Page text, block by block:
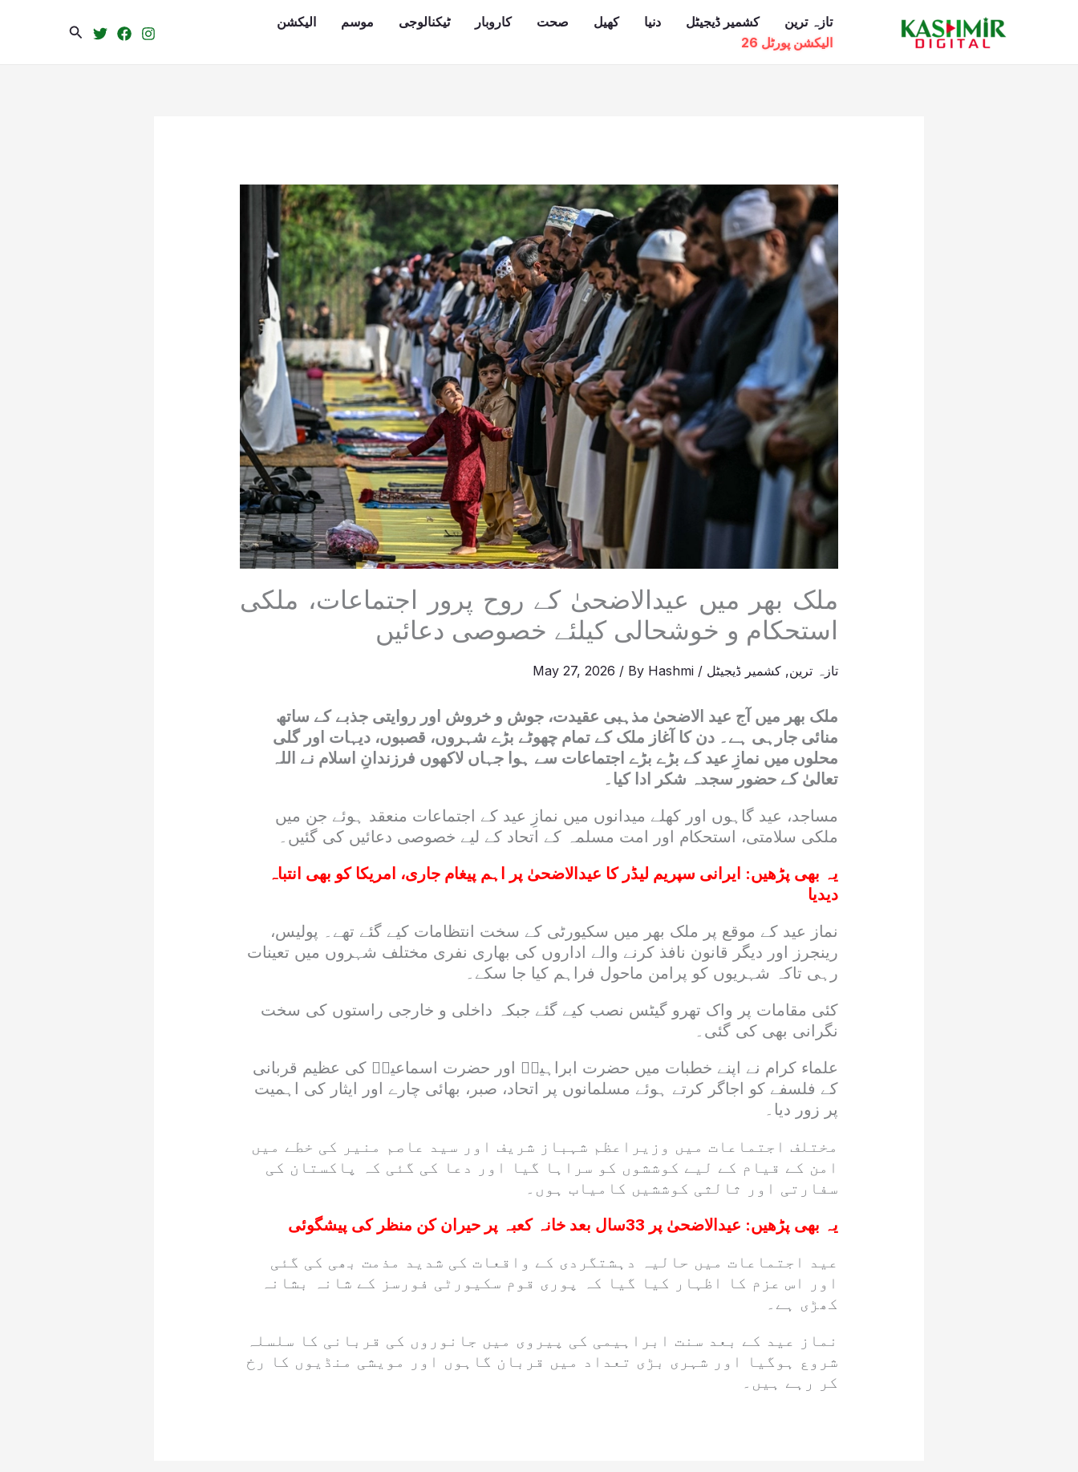
تازہ ترین کشمیر ڈیجیٹل دنیا کھیل صحت کاروبار ٹیکنالوجی موسم
الیکشن
الیکشن پورٹل 26
Search
ملک بھر میں عیدالاضحیٰ کے روح پرور اجتماعات، ملکی
استحکام و خوشحالی کیلئے خصوصی دعائیں
تازہ ترین, کشمیر ڈیجیٹل /
May 27, 2026 / By Hashmi
ملک بھر میں آج عید الاضحیٰ مذہبی عقیدت، جوش و خروش اور روایتی جذبے کے ساتھ
منائی جارہی ہے۔ دن کا آغاز ملک کے تمام چھوٹے بڑے شہروں، قصبوں، دیہات اور گلی
محلوں میں نمازِ عید کے بڑے بڑے اجتماعات سے ہوا جہاں لاکھوں فرزندانِ اسلام نے اللہ
تعالیٰ کے حضور سجدہ شکر ادا کیا۔
مساجد، عید گاہوں اور کھلے میدانوں میں نمازِ عید کے اجتماعات منعقد ہوئے جن میں
ملکی سلامتی، استحکام اور امت مسلمہ کے اتحاد کے لیے خصوصی دعائیں کی گئیں۔
یہ بھی پڑھیں: ایرانی سپریم لیڈر کا عیدالاضحیٰ پر اہم پیغام جاری، امریکا کو بھی انتباہ
دیدیا
نماز عید کے موقع پر ملک بھر میں سکیورٹی کے سخت انتظامات کیے گئے تھے۔ پولیس،
رینجرز اور دیگر قانون نافذ کرنے والے اداروں کی بھاری نفری مختلف شہروں میں تعینات
رہی تاکہ شہریوں کو پرامن ماحول فراہم کیا جا سکے۔
کئی مقامات پر واک تھرو گیٹس نصب کیے گئے جبکہ داخلی و خارجی راستوں کی سخت
نگرانی بھی کی گئی۔
علماء کرام نے اپنے خطبات میں حضرت ابراہیمؑ اور حضرت اسماعیلؑ کی عظیم قربانی
کے فلسفے کو اجاگر کرتے ہوئے مسلمانوں پر اتحاد، صبر، بھائی چارے اور ایثار کی اہمیت
پر زور دیا۔
مختلف اجتماعات میں وزیراعظم شہباز شریف اور سید عاصم منیر کی خطے میں
امن کے قیام کے لیے کوششوں کو سراہا گیا اور دعا کی گئی کہ پاکستان کی
سفارتی اور ثالثی کوششیں کامیاب ہوں۔
یہ بھی پڑھیں: عیدالاضحیٰ پر 33سال بعد خانہ کعبہ پر حیران کن منظر کی پیشگوئی
عید اجتماعات میں حالیہ دہشتگردی کے واقعات کی شدید مذمت بھی کی گئی
اور اس عزم کا اظہار کیا گیا کہ پوری قوم سکیورٹی فورسز کے شانہ بشانہ
کھڑی ہے۔
نماز عید کے بعد سنت ابراہیمی کی پیروی میں جانوروں کی قربانی کا سلسلہ
شروع ہوگیا اور شہری بڑی تعداد میں قربان گاہوں اور مویشی منڈیوں کا رخ
کر رہے ہیں۔